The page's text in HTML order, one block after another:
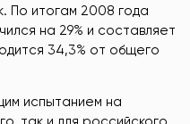
По итогам 2008 года
на 29% и составляет
34,3% от общего
испытанием на